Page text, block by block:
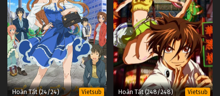
Hoàn Tất (24/24) Vietsub Hoàn Tất (248/248) Vietsub